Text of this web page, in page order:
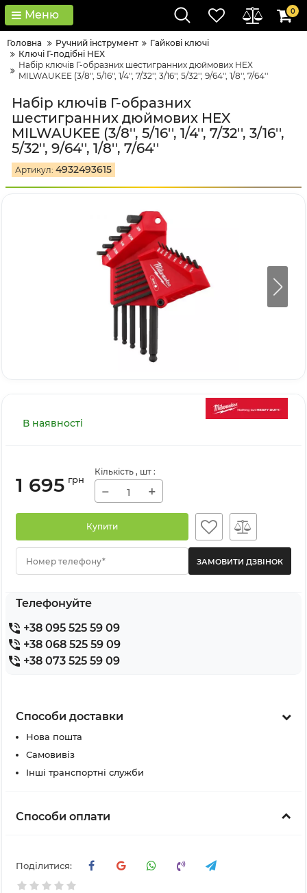
Меню 0
Головна Ручний інструмент
Гайкові ключі
Ключі Г-подібні HEX
Набір ключів Г-образних шестигранних дюймових HEX
MILWAUKEE (3/8'', 5/16'', 1/4'', 7/32'', 3/16'', 5/32'', 9/64'', 1/8'', 7/64''
Набір ключів Г-образних
шестигранних дюймових HEX
MILWAUKEE (3/8'', 5/16'', 1/4'', 7/32'', 3/16'',
5/32'', 9/64'', 1/8'', 7/64''
Артикул: 4932493615
В наявності
1 695 грн
Кількість , шт :
− +
Купити
Номер телефону*
Телефонуйте
+38 095 525 59 09
+38 068 525 59 09
+38 073 525 59 09
Способи доставки
Нова пошта
Самовивіз
Інші транспортні служби
Способи оплати
Поділитися: